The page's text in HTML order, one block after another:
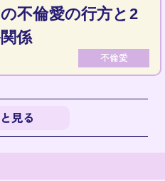
不倫愛
不倫愛の行方と2
係
見る